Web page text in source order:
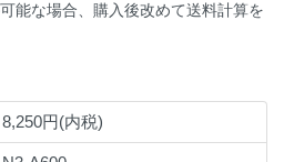
能な場合、購入後改めて送料計算を
8,250円(内税)